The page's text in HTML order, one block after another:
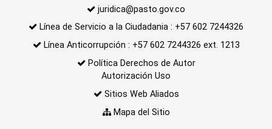
juridica@pasto.gov.co
Línea de Servicio a la Ciudadania : +57 602 7244326
Línea Anticorrupción : +57 602 7244326 ext. 1213
Política Derechos de Autor
Autorización Uso
Sitios Web Aliados
Mapa del Sitio